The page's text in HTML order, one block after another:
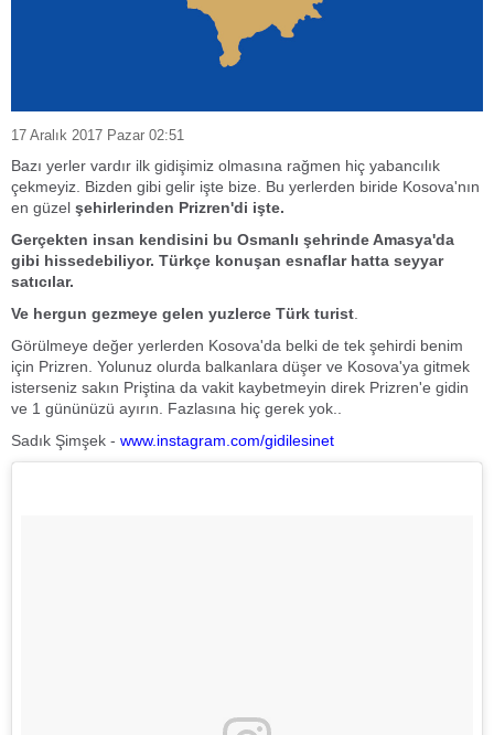
17 Aralık 2017 Pazar 02:51
Bazı yerler vardır ilk gidişimiz olmasına rağmen hiç yabancılık
çekmeyiz. Bizden gibi gelir işte bize. Bu yerlerden biride Kosova'nın
en güzel şehirlerinden Prizren'di işte.
Gerçekten insan kendisini bu Osmanlı şehrinde Amasya'da
gibi hissedebiliyor. Türkçe konuşan esnaflar hatta seyyar
satıcılar.
Ve hergun gezmeye gelen yuzlerce Türk turist.
Görülmeye değer yerlerden Kosova'da belki de tek şehirdi benim
için Prizren. Yolunuz olurda balkanlara düşer ve Kosova'ya gitmek
isterseniz sakın Priştina da vakit kaybetmeyin direk Prizren'e gidin
ve 1 gününüzü ayırın. Fazlasına hiç gerek yok..
Sadık Şimşek - www.instagram.com/gidilesinet